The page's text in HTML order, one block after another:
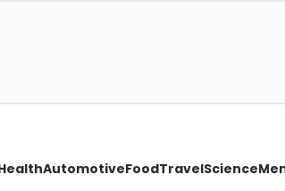
AutomotiveFoodTravelScience